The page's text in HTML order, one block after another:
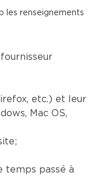
les renseignements
etc.) et leur
Mac OS,
temps passé à